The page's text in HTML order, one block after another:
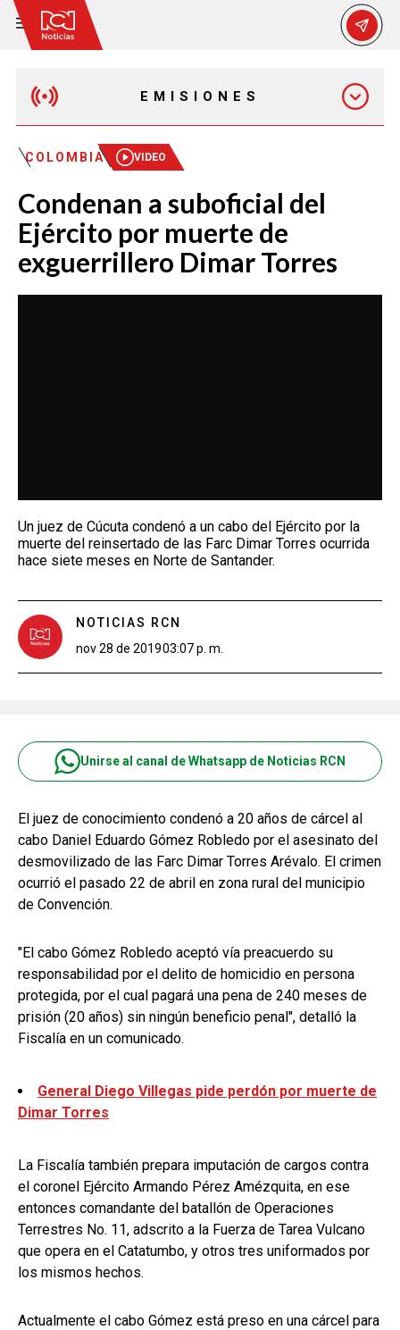
EMISIONES
MAÑANA EXPRESS
EMISIÓN 12:30 PM
EMISIÓN 7:00 PM
COLOMBIA VIDEO
Condenan a suboficial del
Ejército por muerte de
exguerrillero Dimar Torres
Un juez de Cúcuta condenó a un cabo del Ejército por la
muerte del reinsertado de las Farc Dimar Torres ocurrida
hace siete meses en Norte de Santander.
NOTICIAS RCN
nov 28 de 201903:07 p. m.
Unirse al canal de Whatsapp de Noticias RCN
El juez de conocimiento condenó a 20 años de cárcel al
cabo Daniel Eduardo Gómez Robledo por el asesinato del
desmovilizado de las Farc Dimar Torres Arévalo. El crimen
ocurrió el pasado 22 de abril en zona rural del municipio
de Convención.
"El cabo Gómez Robledo aceptó vía preacuerdo su
responsabilidad por el delito de homicidio en persona
protegida, por el cual pagará una pena de 240 meses de
prisión (20 años) sin ningún beneficio penal", detalló la
Fiscalía en un comunicado.
General Diego Villegas pide perdón por muerte de
Dimar Torres
La Fiscalía también prepara imputación de cargos contra
el coronel Ejército Armando Pérez Amézquita, en ese
entonces comandante del batallón de Operaciones
Terrestres No. 11, adscrito a la Fuerza de Tarea Vulcano
que opera en el Catatumbo, y otros tres uniformados por
los mismos hechos.
Actualmente el cabo Gómez está preso en una cárcel para